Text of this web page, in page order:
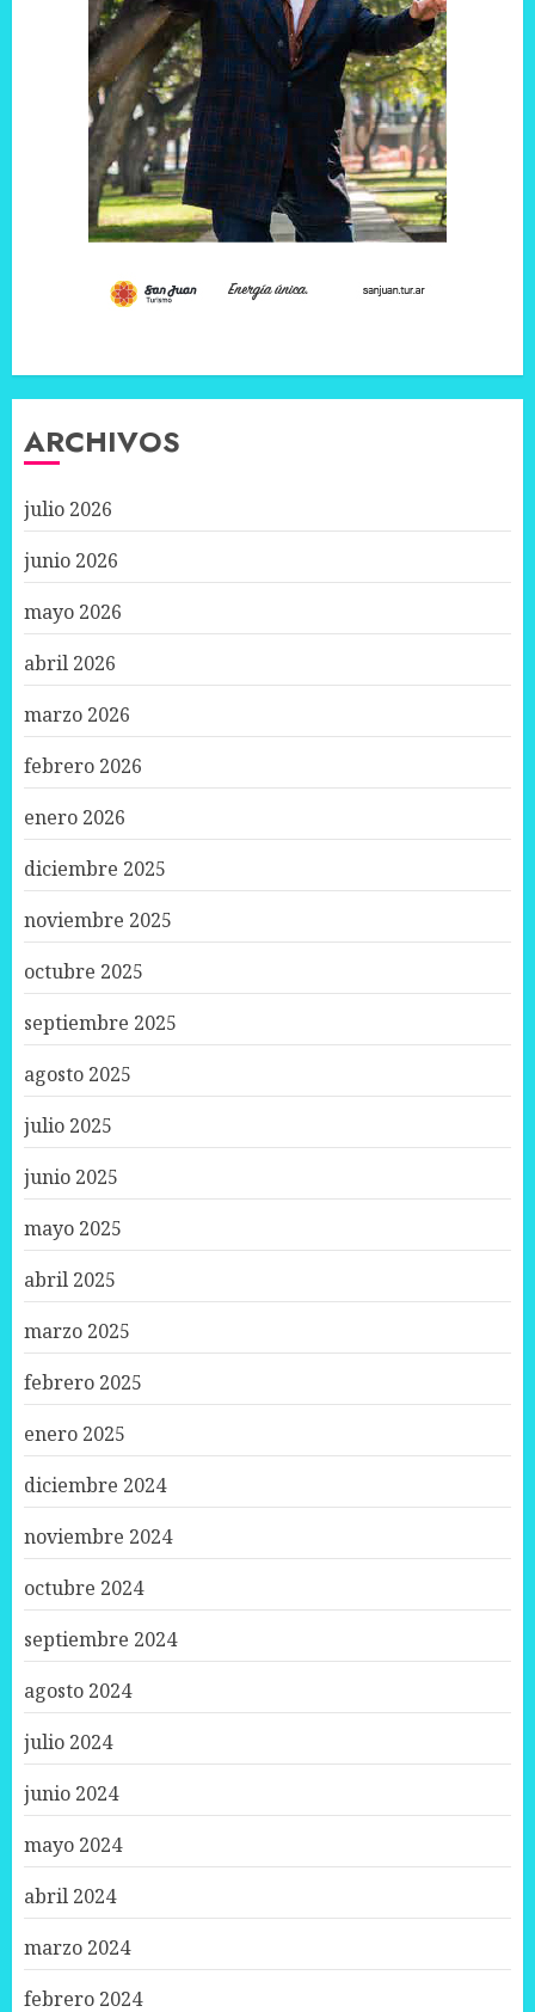
ARCHIVOS
julio 2026
junio 2026
mayo 2026
abril 2026
marzo 2026
febrero 2026
enero 2026
diciembre 2025
noviembre 2025
octubre 2025
septiembre 2025
agosto 2025
julio 2025
junio 2025
mayo 2025
abril 2025
marzo 2025
febrero 2025
enero 2025
diciembre 2024
noviembre 2024
octubre 2024
septiembre 2024
agosto 2024
julio 2024
junio 2024
mayo 2024
abril 2024
marzo 2024
febrero 2024